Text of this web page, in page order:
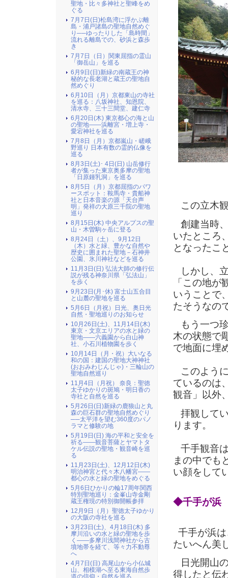
この立木
創建当時
いたところ
となったこ
しかし、
「この地
いうことで
たそうなの
もう一つ
木の状態で
で地面に埋
このよう
ているのは
観音」以外
拝観して
ります。
千手観音
まの中でも
い顔をして
◆千手が浜
千手が浜
たいへん美
日光開山
得したと伝
聖地・比々多神社と聖峰をめ
ぐる
7月7日(日)松島湾に浮かぶ離
島・浦戸諸島の聖地自然めぐ
り──ゆったりした「島時間」
流れる離島での、砂浜と森歩
き
7月7日（日）関東屈指の霊山
「御岳山」を巡る
6月9日(日)新緑の南蔵王の神
秘的な長老湖と蔵王の聖地自
然めぐり
6月10日（月）京都東山の寺社
を巡る：八坂神社、知恩院、
清水寺、三十三間堂、建仁寺
6月20日(木) 東京都心の海と山
の聖地――浜離宮・増上寺・
愛宕神社を巡る
7月8日（月）京都嵐山・嵯峨
野巡り 日本有数の霊的仏像を
巡る
8月3日(土)･ 4日(日) 山岳修行
者が集った東京奥多摩の聖地
「日原鍾乳洞」を巡る
8月5日（月）京都屈指のパワ
ースポット：鞍馬寺・貴船神
社と日本音楽の源「天台声
明」発祥の大原三千院の聖地
巡り
8月15日(木) 中央アルプスの聖
山・木曽駒ヶ岳に登る
8月24日（土）、9月12日
（木）水と緑、豊かな自然や
歴史に囲まれた聖地－石神井
公園、氷川神社などを巡る
11月3日(日) 弘法大師の修行伝
説が残る神奈川県「弘法山」
を歩く
9月23日(月･休) 富士山五合目
と山麓の聖地を巡る
5月6日（月祝）日光、奥日光
自然・聖地巡りのお知らせ
10月26日(土)、11月14日(木)
東京・文京エリアの水と緑の
聖地――六義園から白山神
社、小石川植物園を歩く
10月14日（月・祝）大いなる
和の国：建国の聖地大神神社
(おおみわじんじゃ)・三輪山の
聖地自然巡り
11月4日（月祝） 奈良：聖徳
太子ゆかりの斑鳩・明日香の
寺社と自然を巡る
5月26日(日)新緑の鹿狼山と丸
森の巨石群の聖地自然めぐり
──太平洋を望む360度のパノ
ラマと修験の地
5月19日(日) 海の平和と安全を
祈る――観音菩薩とヤマトタ
ケル伝説の聖地・観音崎を巡
る
11月23日(土)、12月12日(木)
明治神宮と代々木八幡宮――
都心の水と緑の聖地をめぐる
5月6日ひかりの輪17周年関西
特別聖地巡り：金峯山寺金剛
蔵王権現の特別御開帳参拝
12月9日（月）聖徳太子ゆかり
の大阪の寺社を巡る
3月23日(土)、4月18日(木) 多
摩川沿いの水と緑の聖地を歩
く――多摩川浅間神社から古
墳地帯を経て、等々力不動尊
へ
4月7日(日) 高尾山から小仏城
山、相模湖へ至る東海自然歩
道の信仰・自然を巡る